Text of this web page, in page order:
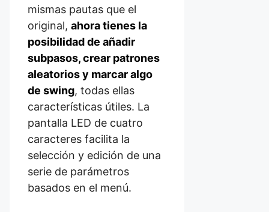
mismas pautas que el
original, ahora tienes la
posibilidad de añadir
subpasos, crear patrones
aleatorios y marcar algo
de swing, todas ellas
características útiles. La
pantalla LED de cuatro
caracteres facilita la
selección y edición de una
serie de parámetros
basados en el menú.